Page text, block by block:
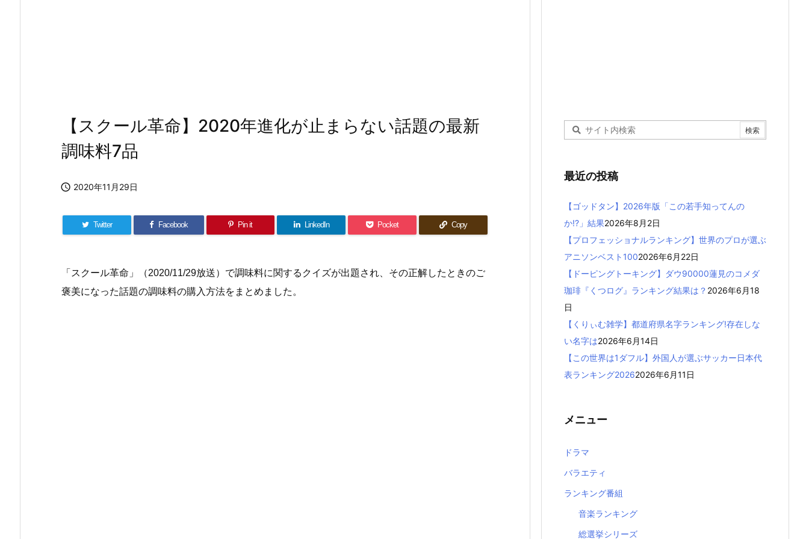
【スクール革命】2020年進化が止まらない話題の最新
調味料7品
 2020年11月29日
Twitter Facebook Pin it LinkedIn Pocket Copy
「スクール革命」（2020/11/29放送）で調味料に関するクイズが出題され、その正解したときのご
褒美になった話題の調味料の購入方法をまとめました。
最近の投稿
【ゴッドタン】2026年版「この若手知ってんの
か!?」結果2026年8月2日
【プロフェッショナルランキング】世界のプロが選ぶ
アニソンベスト1002026年6月22日
【ドーピングトーキング】ダウ90000蓮見のコメダ
珈琲『くつログ』ランキング結果は？ 2026年6月18
日
【くりぃむ雑学】都道府県名字ランキング!存在しな
い名字は2026年6月14日
【この世界は1ダフル】外国人が選ぶサッカー日本代
表ランキング20262026年6月11日
メニュー
ドラマ
バラエティ
ランキング番組
音楽ランキング
総選挙シリーズ